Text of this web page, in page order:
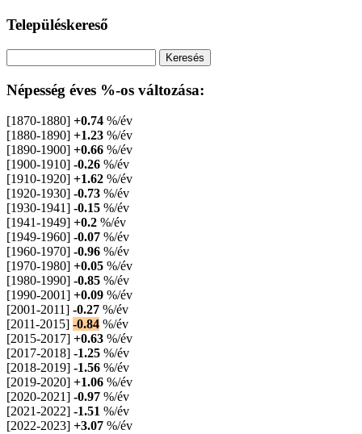
Településkereső
Népesség éves %-os változása:
[1870-1880] +0.74 %/év
[1880-1890] +1.23 %/év
[1890-1900] +0.66 %/év
[1900-1910] -0.26 %/év
[1910-1920] +1.62 %/év
[1920-1930] -0.73 %/év
[1930-1941] -0.15 %/év
[1941-1949] +0.2 %/év
[1949-1960] -0.07 %/év
[1960-1970] -0.96 %/év
[1970-1980] +0.05 %/év
[1980-1990] -0.85 %/év
[1990-2001] +0.09 %/év
[2001-2011] -0.27 %/év
[2011-2015] -0.84 %/év
[2015-2017] +0.63 %/év
[2017-2018] -1.25 %/év
[2018-2019] -1.56 %/év
[2019-2020] +1.06 %/év
[2020-2021] -0.97 %/év
[2021-2022] -1.51 %/év
[2022-2023] +3.07 %/év